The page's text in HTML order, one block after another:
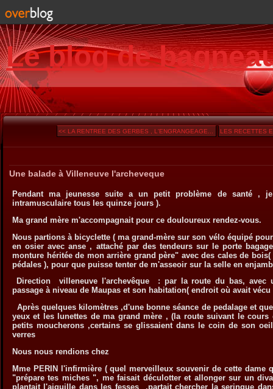
Le blog de
<< LA RENTREE DES GERBES , L'ENGRANGEAGE... LES RECETTES
Une balade à Villeneuve l'archeveque
Pendant ma jeunesse suite a un petit problème de santé ,
intramusculaire tous les quinze jours ).
Ma grand mère m'accompagnait pour ce douloureux rendez-vous.
Nous partions à bicyclette ( ma grand-mère sur son vélo équipé
en osier avec anse , attaché par des tendeurs sur le porte
monture héritée de mon arrière grand père" avec des cales de
pédales ), pour que puisse tenter de m'asseoir sur la selle en
Direction villeneuve l'archevêque : par la route du bas, avec
passage à niveau de Maupas et son habitation( endroit où avait
Après quelques kilomètres ,d'une bonne séance de pedalage et
yeux et les lunettes de ma grand mère , (la route suivant le cours
petits moucherons ,certains se glissaient dans le coin de son
verres
Nous nous rendions chez
Mme PERIN l'infirmière ( quel merveilleux souvenir de cette dame
"prépare tes miches ", me faisait déculotter et allonger sur un
plantait l'aiguille dans les fesses ,partait chercher la seringue